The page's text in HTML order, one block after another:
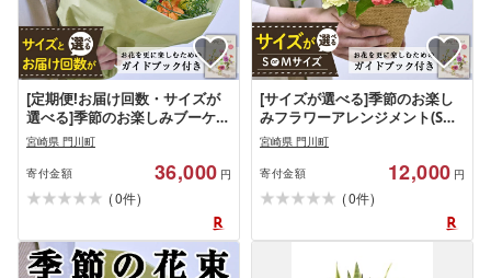
[定期便!お届け回数・サイズが
選べる]季節のお楽しみブーケ(3
回・6回・12回・Sサイズ・Mサ
イズ) 生花 お花 花束 フラワー
植物 贈り物 インテリア コンシ
ェルジュ[FM-3・FM-5・FM-7・
FM-31・FM-32・FM-33][フラワ
宮崎県 門川町
寄付金額 36,000 円
(0件)
[サイズが選べる]季節のお楽し
みフラワーアレンジメント(Sサ
イズ・Mサイズ)生花 花 花束 植
物 贈り物 インテリア[FM-2・
FM-27][フラワーショップまつ
だ]
宮崎県 門川町
寄付金額 12,000 円
(0件)